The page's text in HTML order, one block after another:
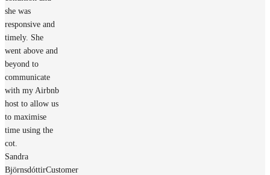
she was
responsive and
timely. She
went above and
beyond to
communicate
with my Airbnb
host to allow us
to maximise
time using the
cot.
Sandra
BjörnsdóttirCustomer